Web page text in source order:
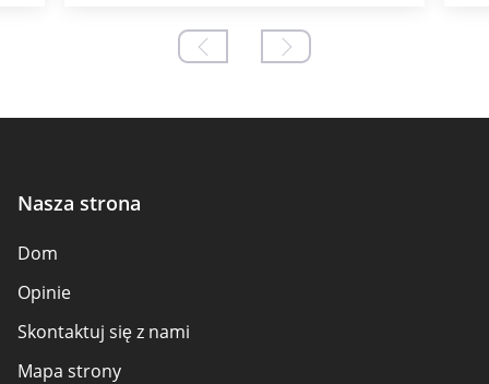
Nasza strona
Dom
Opinie
Skontaktuj się z nami
Mapa strony